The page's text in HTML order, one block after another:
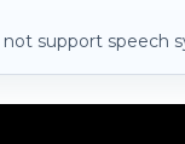
support speech